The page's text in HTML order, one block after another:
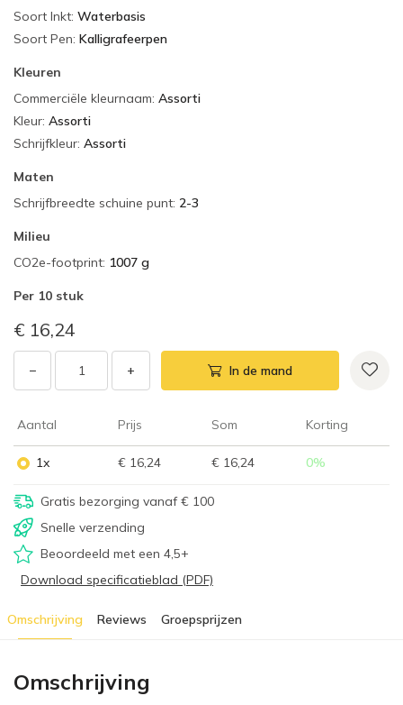
Soort Inkt: Waterbasis
Soort Pen: Kalligrafeerpen
Kleuren
Commerciële kleurnaam: Assorti
Kleur: Assorti
Schrijfkleur: Assorti
Maten
Schrijfbreedte schuine punt: 2-3
Milieu
CO2e-footprint: 1007 g
Per 10 stuk
€ 16,24
− + In de mand
Aantal Prijs Som Korting
1x € 16,24 € 16,24 0%
Gratis bezorging vanaf € 100
Snelle verzending
Beoordeeld met een 4,5+
Download specificatieblad (PDF)
Omschrijving Reviews Groepsprijzen
Omschrijving